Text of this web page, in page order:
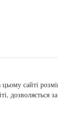
сайті
дозволяється